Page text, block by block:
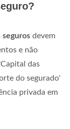
seguros devem
e não
das
do segurado'
privada em